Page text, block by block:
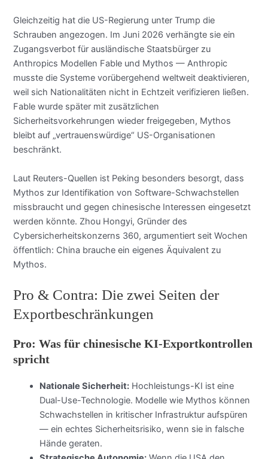
Gleichzeitig hat die US-Regierung unter Trump die
Schrauben angezogen. Im Juni 2026 verhängte sie ein
Zugangsverbot für ausländische Staatsbürger zu
Anthropics Modellen Fable und Mythos — Anthropic
musste die Systeme vorübergehend weltweit deaktivieren,
weil sich Nationalitäten nicht in Echtzeit verifizieren ließen.
Fable wurde später mit zusätzlichen
Sicherheitsvorkehrungen wieder freigegeben, Mythos
bleibt auf „vertrauenswürdige“ US-Organisationen
beschränkt.
Laut Reuters-Quellen ist Peking besonders besorgt, dass
Mythos zur Identifikation von Software-Schwachstellen
missbraucht und gegen chinesische Interessen eingesetzt
werden könnte. Zhou Hongyi, Gründer des
Cybersicherheitskonzerns 360, argumentiert seit Wochen
öffentlich: China brauche ein eigenes Äquivalent zu
Mythos.
Pro & Contra: Die zwei Seiten der
Exportbeschränkungen
Pro: Was für chinesische KI-Exportkontrollen
spricht
Nationale Sicherheit: Hochleistungs-KI ist eine
Dual-Use-Technologie. Modelle wie Mythos können
Schwachstellen in kritischer Infrastruktur aufspüren
— ein echtes Sicherheitsrisiko, wenn sie in falsche
Hände geraten.